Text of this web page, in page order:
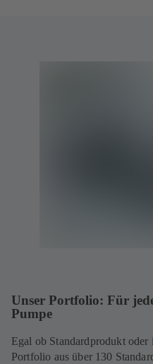
Unser Portfolio: Für
Pumpe
Egal ob Standardprodukt
Portfolio aus über 130